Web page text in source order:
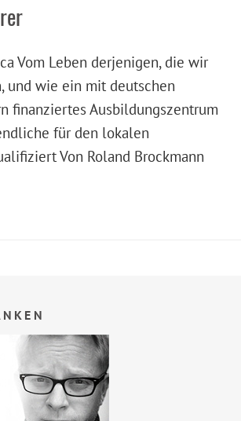
Vom Leben derjenigen, die wir
und wie ein mit deutschen
finanziertes Ausbildungszentrum
für den lokalen
Von Roland Brockmann